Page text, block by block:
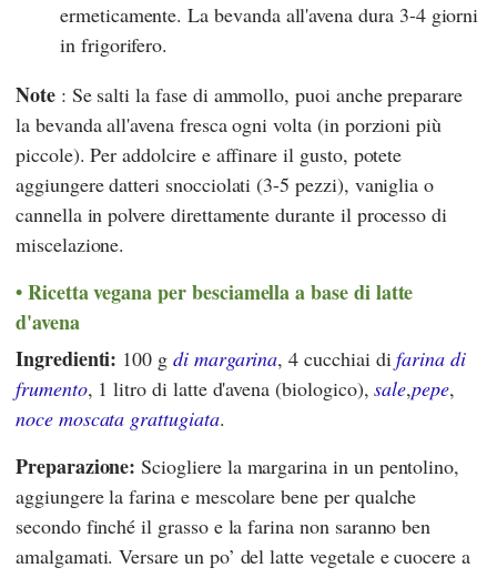
ermeticamente. La bevanda all'avena dura 3-4 giorni
in frigorifero.
Note: Se salti la fase di ammollo, puoi anche preparare
la bevanda all'avena fresca ogni volta (in porzioni più
piccole). Per addolcire e affinare il gusto, potete
aggiungere datteri snocciolati (3-5 pezzi), vaniglia o
cannella in polvere direttamente durante il processo di
miscelazione.
Ricetta vegana per besciamella a base di latte
d'avena
Ingredienti: 100 g di margarina, 4 cucchiai difarina di
frumento, 1 litro di latte d'avena (biologico),sale,pepe,
noce moscata grattugiata.
Preparazione: Sciogliere la margarina in un pentolino,
aggiungere la farina e mescolare bene per qualche
secondo finché il grasso e la farina non saranno ben
amalgamati. Versare un po’ del latte vegetale e cuocere a